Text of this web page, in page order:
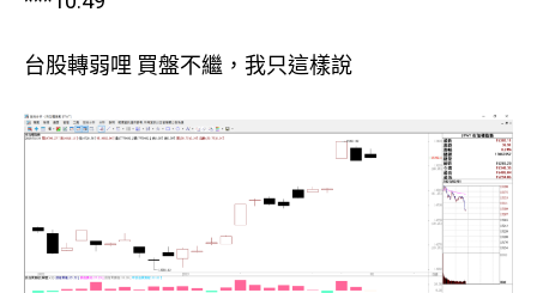
台股轉弱哩 買盤不繼，我只這樣說